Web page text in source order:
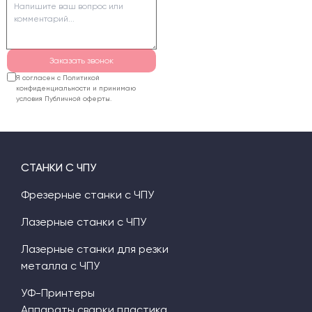
удаления стружки.
Заказать звонок
Я согласен с Политикой
конфиденциальности и принимаю
условия Публичной оферты.
СТАНКИ С ЧПУ
Фрезерные станки с ЧПУ
Лазерные станки с ЧПУ
Лазерные станки для резки
металла с ЧПУ
УФ-Принтеры